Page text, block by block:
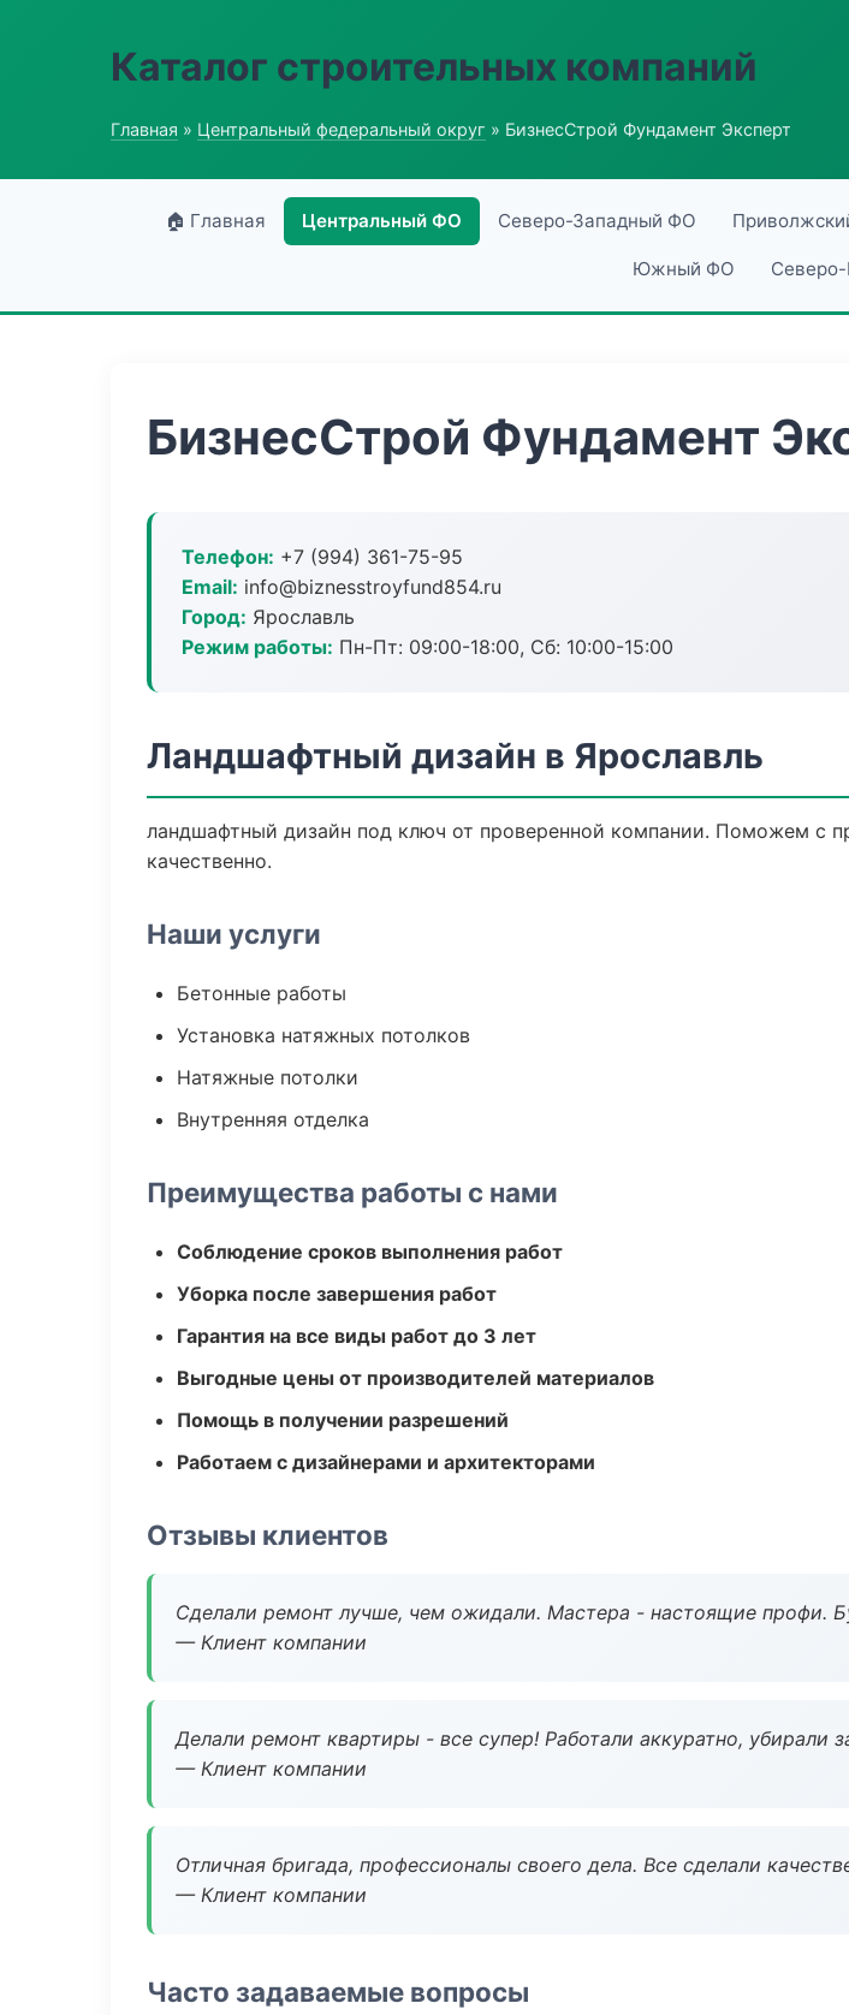
Каталог строительных компаний
Главная » Центральный федеральный округ » БизнесСтрой Фундамент Эксперт
🏠 Главная Центральный ФО Северо-Западный ФО
Южный ФО
БизнесСтрой Фундамент
Телефон: +7 (994) 361-75-95
Email: info@biznesstroyfund854.ru
Город: Ярославль
Режим работы: Пн-Пт: 09:00-18:00, Сб: 10:00-15:00
Ландшафтный дизайн в Ярославль
ландшафтный дизайн под ключ от проверенной компании. Поможем с
качественно.
Наши услуги
Бетонные работы
Установка натяжных потолков
Натяжные потолки
Внутренняя отделка
Преимущества работы с нами
Соблюдение сроков выполнения работ
Уборка после завершения работ
Гарантия на все виды работ до 3 лет
Выгодные цены от производителей материалов
Помощь в получении разрешений
Работаем с дизайнерами и архитекторами
Отзывы клиентов
Сделали ремонт лучше, чем ожидали. Мастера - настоящие профи.
— Клиент компании
Делали ремонт квартиры - все супер! Работали аккуратно, убирали
— Клиент компании
Отличная бригада, профессионалы своего дела. Все сделали
— Клиент компании
Часто задаваемые вопросы